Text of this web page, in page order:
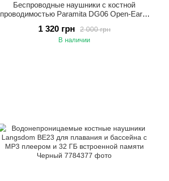
Беспроводные наушники с костной
проводимостью Paramita DG06 Open-Ear с
наушники для спорта, бега и активного
отдыха Синий
2 000 грн
1 320 грн
В наличии